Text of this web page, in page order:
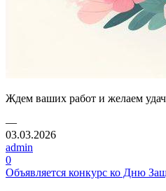
Ждем ваших работ и желаем
—
03.03.2026
admin
0
Объявляется конкурс ко Дню